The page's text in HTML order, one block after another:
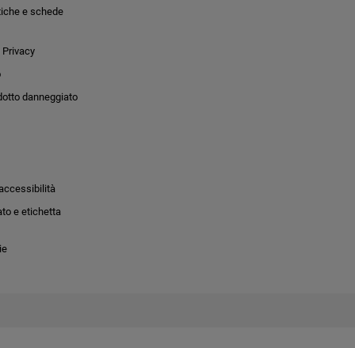
e schede
danneggiato
e etichetta